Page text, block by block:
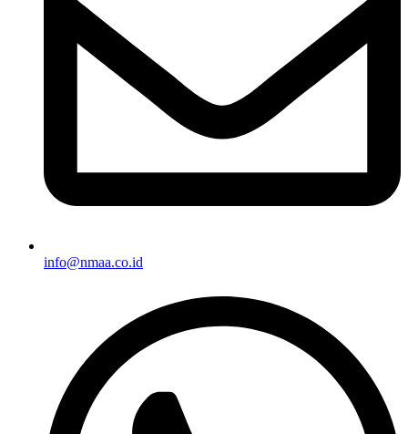
info@nmaa.co.id